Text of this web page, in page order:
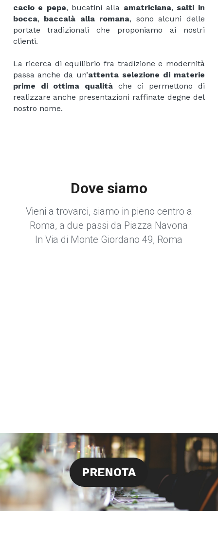
cacio e pepe, bucatini alla amatriciana, salti in
bocca, baccalà alla romana, sono alcuni delle
portate tradizionali che proponiamo ai nostri
clienti.
La ricerca di equilibrio fra tradizione e modernità
passa anche da un’attenta selezione di materie
prime di ottima qualità che ci permettono di
realizzare anche presentazioni raffinate degne del
nostro nome.
Dove siamo
Vieni a trovarci, siamo in pieno centro a
Roma, a due passi da Piazza Navona
In Via di Monte Giordano 49, Roma
PRENOTA